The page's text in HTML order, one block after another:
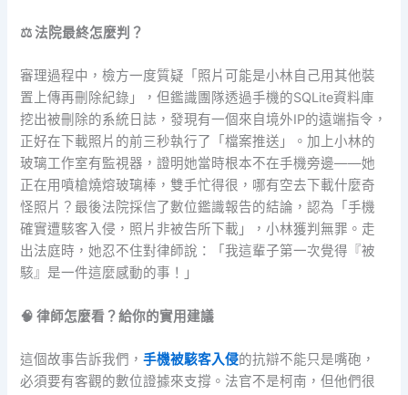
⚖️ 法院最終怎麼判？
審理過程中，檢方一度質疑「照片可能是小林自己用其他裝
置上傳再刪除紀錄」，但鑑識團隊透過手機的SQLite資料庫
挖出被刪除的系統日誌，發現有一個來自境外IP的遠端指令，
正好在下載照片的前三秒執行了「檔案推送」。加上小林的
玻璃工作室有監視器，證明她當時根本不在手機旁邊——她
正在用噴槍燒熔玻璃棒，雙手忙得很，哪有空去下載什麼奇
怪照片？最後法院採信了數位鑑識報告的結論，認為「手機
確實遭駭客入侵，照片非被告所下載」，小林獲判無罪。走
出法庭時，她忍不住對律師說：「我這輩子第一次覺得『被
駭』是一件這麼感動的事！」
🧠 律師怎麼看？給你的實用建議
這個故事告訴我們，手機被駭客入侵的抗辯不能只是嘴砲，
必須要有客觀的數位證據來支撐。法官不是柯南，但他們很